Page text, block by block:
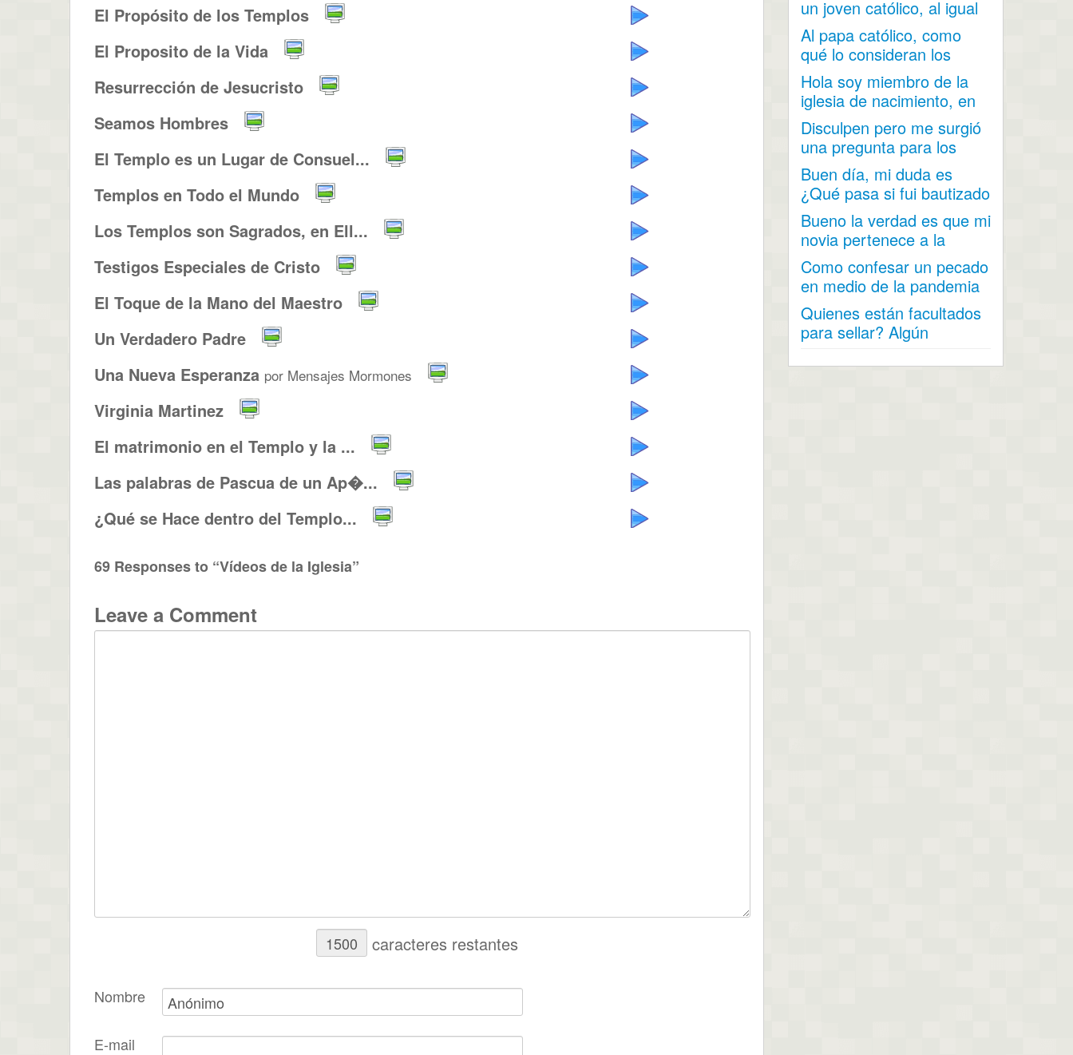
El Propósito de los Templos
El Proposito de la Vida
Resurrección de Jesucristo
Seamos Hombres
El Templo es un Lugar de Consuel...
Templos en Todo el Mundo
Los Templos son Sagrados, en Ell...
Testigos Especiales de Cristo
El Toque de la Mano del Maestro
Un Verdadero Padre
Una Nueva Esperanza por Mensajes Mormones
Virginia Martinez
El matrimonio en el Templo y la ...
Las palabras de Pascua de un Ap�...
¿Qué se Hace dentro del Templo...
69 Responses to “Vídeos de la Iglesia”
Leave a Comment
caracteres restantes
Nombre
E-mail
un joven católico, al igual
que mi...
Al papa católico, como
qué lo consideran los
mormones?
Hola soy miembro de la
iglesia de nacimiento, en
mi adolescencia me...
Disculpen pero me surgió
una pregunta para los
hombres (soy hombre) ¿...
Buen día, mi duda es
¿Qué pasa si fui bautizado
a los 15 años y...
Bueno la verdad es que mi
novia pertenece a la
iglesia y me a contado...
Como confesar un pecado
en medio de la pandemia
por el covid 19 cuando...
Quienes están facultados
para sellar? Algún
dicho...